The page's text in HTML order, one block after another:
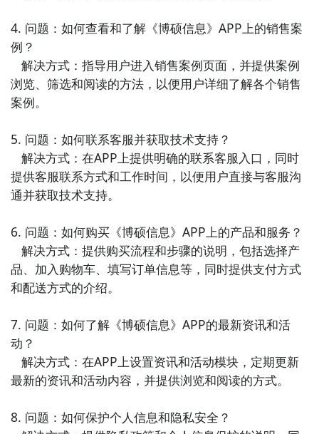
9. 《金山快盘》：金山快盘是一款云存储和在线办公服
务应用，支持文件同步、在线文档编辑、团队协作等功
能。它能够满足个人和团队的办公需求。
理应用，支持任务分类、提醒设置、标签管理等功能。
它能够帮助用户高效地组织和完成工作任务。
4. 问题：如何查看和了解《博硕信息》APP上的销售案
例？
浏览、筛选和阅读的方法，以便用户详细了解各个销售
案例。
5. 问题：如何联系客服并获取技术支持？
提供客服联系方式和工作时间，以便用户直接与客服沟
通并获取技术支持。
6. 问题：如何购买《博硕信息》APP上的产品和服务？
品、加入购物车、填写订单信息等，同时提供支付方式
和配送方式的介绍。
7. 问题：如何了解《博硕信息》APP的最新资讯和活
动？
最新的资讯和活动内容，并提供浏览和阅读的方式。
8. 问题：如何保护个人信息和隐私安全？